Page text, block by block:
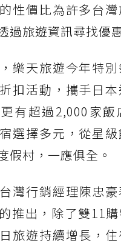
性價比為許多台灣
過旅遊資訊尋找優
樂天旅遊今年特
扣活動，攜手日
有超過2,000家飯
選擇多元，從星
假村，一應俱全。
灣行銷經理陳忠
推出，除了雙11
旅遊持續增長，